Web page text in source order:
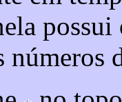
possui
números